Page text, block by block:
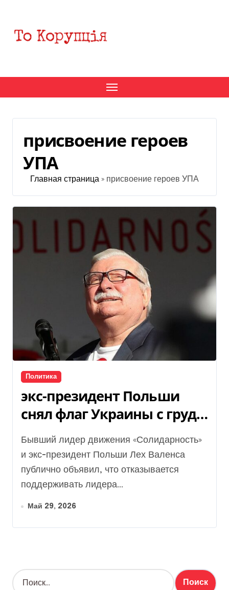
содержанию
присвоение героев
УПА
Главная страница » присвоение героев УПА
Политика
экс-президент Польши
снял флаг Украины с груди
и заявил, что больше не
поддерживает Зеленского
Бывший лидер движения «Солидарность»
и экс-президент Польши Лех Валенса
публично объявил, что отказывается
поддерживать лидера...
Май 29, 2026
Н
а